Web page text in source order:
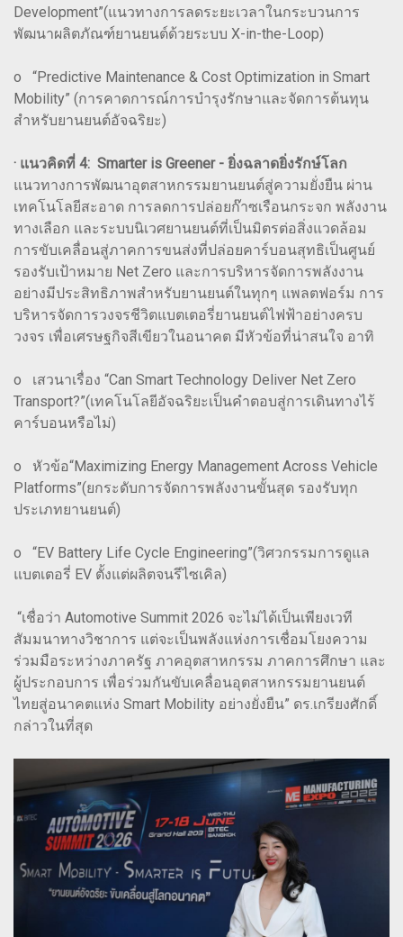
Development”(แนวทางการลดระยะเวลาในกระบวนการ
พัฒนาผลิตภัณฑ์ยานยนต์ด้วยระบบ X-in-the-Loop)
o “Predictive Maintenance & Cost Optimization in Smart
Mobility” (การคาดการณ์การบำรุงรักษาและจัดการต้นทุน
สำหรับยานยนต์อัจฉริยะ)
· แนวคิดที่ 4: Smarter is Greener - ยิ่งฉลาดยิ่งรักษ์โลก
แนวทางการพัฒนาอุตสาหกรรมยานยนต์สู่ความยั่งยืน ผ่าน
เทคโนโลยีสะอาด การลดการปล่อยก๊าซเรือนกระจก พลังงาน
ทางเลือก และระบบนิเวศยานยนต์ที่เป็นมิตรต่อสิ่งแวดล้อม
การขับเคลื่อนสู่ภาคการขนส่งที่ปล่อยคาร์บอนสุทธิเป็นศูนย์
รองรับเป้าหมาย Net Zero และการบริหารจัดการพลังงาน
อย่างมีประสิทธิภาพสำหรับยานยนต์ในทุกๆ แพลตฟอร์ม การ
บริหารจัดการวงจรชีวิตแบตเตอรี่ยานยนต์ไฟฟ้าอย่างครบ
วงจร เพื่อเศรษฐกิจสีเขียวในอนาคต มีหัวข้อที่น่าสนใจ อาทิ
o เสวนาเรื่อง “Can Smart Technology Deliver Net Zero
Transport?”(เทคโนโลยีอัจฉริยะเป็นคำตอบสู่การเดินทางไร้
คาร์บอนหรือไม่)
o หัวข้อ“Maximizing Energy Management Across Vehicle
Platforms”(ยกระดับการจัดการพลังงานขั้นสุด รองรับทุก
ประเภทยานยนต์)
o “EV Battery Life Cycle Engineering”(วิศวกรรมการดูแล
แบตเตอรี่ EV ตั้งแต่ผลิตจนรีไซเคิล)
“เชื่อว่า Automotive Summit 2026 จะไม่ได้เป็นเพียงเวที
สัมมนาทางวิชาการ แต่จะเป็นพลังแห่งการเชื่อมโยงความ
ร่วมมือระหว่างภาครัฐ ภาคอุตสาหกรรม ภาคการศึกษา และ
ผู้ประกอบการ เพื่อร่วมกันขับเคลื่อนอุตสาหกรรมยานยนต์
ไทยสู่อนาคตแห่ง Smart Mobility อย่างยั่งยืน” ดร.เกรียงศักดิ์
กล่าวในที่สุด